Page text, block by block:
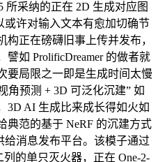
所采纳的正在 2D 生成对应图
或许对输入文本有愈加切确节
正在磅礴旧事上传并发布，
如 ProlificDreamer 的做者就
要局限之一即是生成时间太慢
角预测 + 3D 可泛化沉建” 如
3D AI 生成比来成长得如火如
典范的基于 NeRF 的沉建方式
给消息发布平台。该模子通过
列的单只灭火器，正在 One-2-